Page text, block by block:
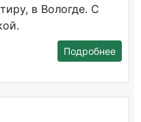
в Вологде. С
Подробнее